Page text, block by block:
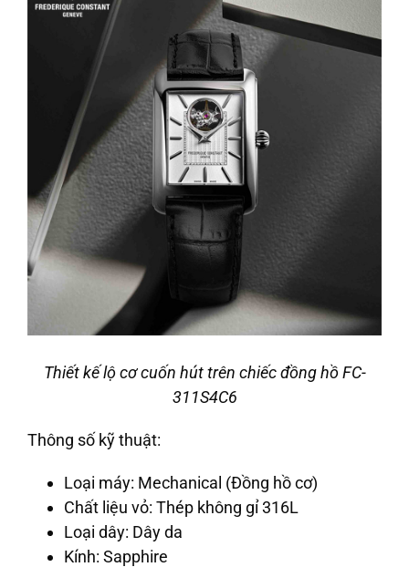
Thiết kế lộ cơ cuốn hút trên chiếc đồng hồ FC-
311S4C6
Thông số kỹ thuật:
Loại máy: Mechanical (Đồng hồ cơ)
Chất liệu vỏ: Thép không gỉ 316L
Loại dây: Dây da
Kính: Sapphire